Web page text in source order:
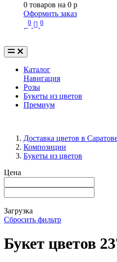
0 товаров на 0 p
Оформить заказ
0 0
Каталог
Навигация
Розы
Букеты из цветов
Премиум
Доставка цветов в
Композиции
Букеты из цветов
Цена
Загрузка
Сбросить фильтр
Букет цветов